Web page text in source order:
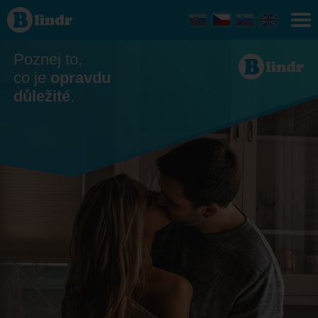
Seznamka
- Ona
hledá
Poznej to,
co je opravdu
důležité.